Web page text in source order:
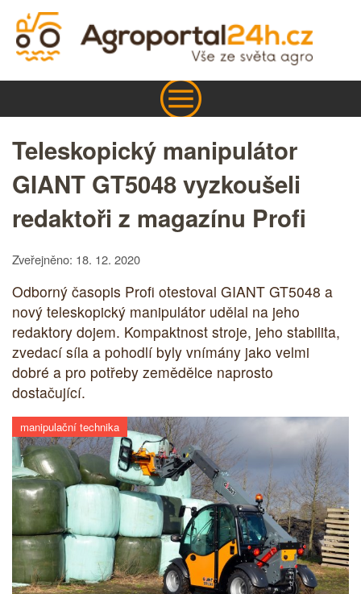
Teleskopický manipulátor
GIANT GT5048 vyzkoušeli
redaktoři z magazínu Profi
Zveřejněno: 18. 12. 2020
Odborný časopis Profi otestoval GIANT GT5048 a
nový teleskopický manipulátor udělal na jeho
redaktory dojem. Kompaktnost stroje, jeho stabilita,
zvedací síla a pohodlí byly vnímány jako velmi
dobré a pro potřeby zemědělce naprosto
dostačující.
manipulační technika